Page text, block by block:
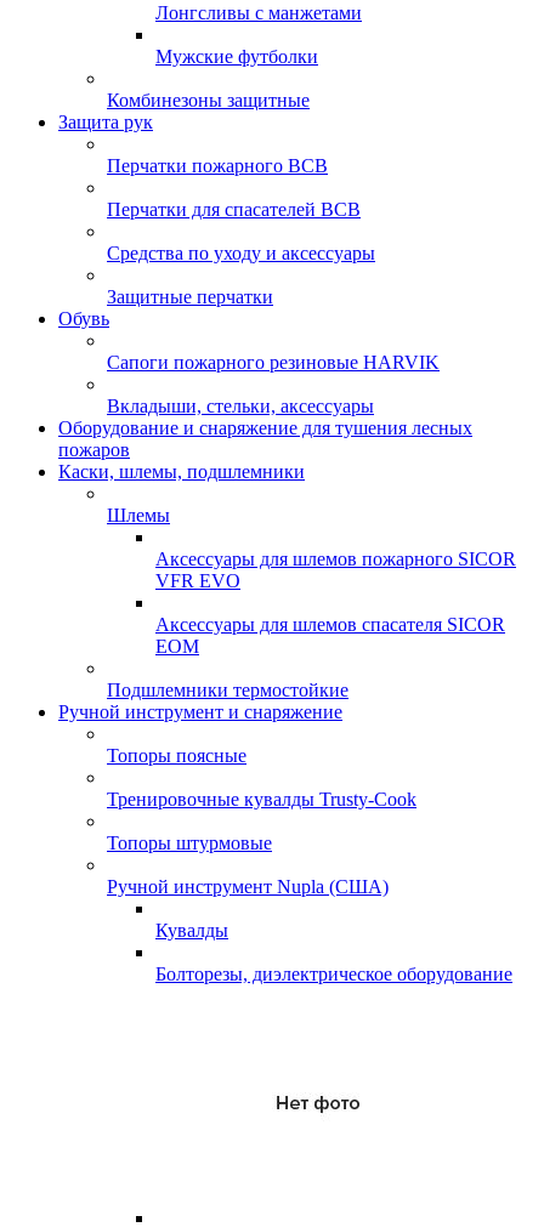
Лонгсливы с манжетами
Мужские футболки
Комбинезоны защитные
Защита рук
Перчатки пожарного ВСВ
Перчатки для спасателей ВСВ
Средства по уходу и аксессуары
Защитные перчатки
Обувь
Сапоги пожарного резиновые HARVIK
Вкладыши, стельки, аксессуары
Оборудование и снаряжение для тушения лесных
пожаров
Каски, шлемы, подшлемники
Шлемы
Аксессуары для шлемов пожарного SICOR
VFR EVO
Аксессуары для шлемов спасателя SICOR
EOM
Подшлемники термостойкие
Ручной инструмент и снаряжение
Топоры поясные
Тренировочные кувалды Trusty-Cook
Топоры штурмовые
Ручной инструмент Nupla (США)
Кувалды
Болторезы, диэлектрическое оборудование